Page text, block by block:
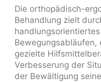
Die orthopädisch-
Behandlung zielt
Bewegungsabläufen,
gezielte
Verbesserung der
der Bewältigung